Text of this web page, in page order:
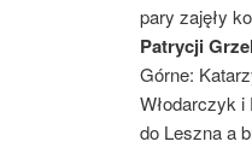
pary zajęły
Patrycji
Górne:
Włodarczyk
do Leszna a